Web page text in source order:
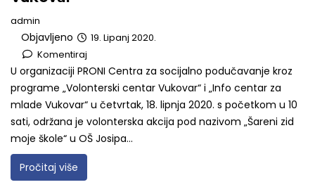
admin
Objavljeno
19. Lipanj 2020.
Komentiraj
U organizaciji PRONI Centra za socijalno podučavanje kroz
programe „Volonterski centar Vukovar“ i „Info centar za
mlade Vukovar“ u četvrtak, 18. lipnja 2020. s početkom u 10
sati, održana je volonterska akcija pod nazivom „Šareni zid
moje škole“ u OŠ Josipa...
Pročitaj više